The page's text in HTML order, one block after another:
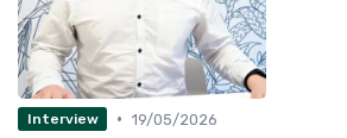
Interview • 19/05/2026